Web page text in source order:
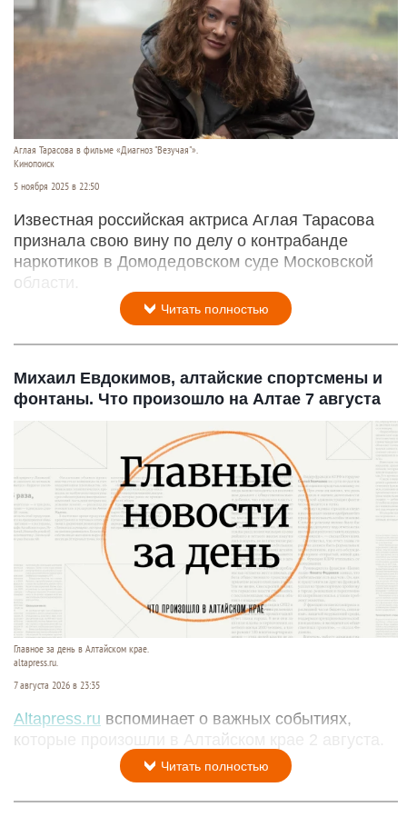
Аглая Тарасова в фильме «Диагноз "Везучая"».
Кинопоиск
5 ноября 2025 в 22:50
Известная российская актриса Аглая Тарасова
признала свою вину по делу о контрабанде
наркотиков в Домодедовском суде Московской
области.
Читать полностью
Михаил Евдокимов, алтайские спортсмены и
фонтаны. Что произошло на Алтае 7 августа
Главное за день в Алтайском крае.
altapress.ru.
7 августа 2026 в 23:35
Altapress.ru вспоминает о важных событиях,
которые произошли в Алтайском крае 2 августа.
Читать полностью